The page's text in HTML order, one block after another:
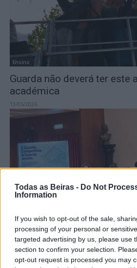
Todas as Beiras - Do Not
Information
If you wish to opt-out of the sale,
processing of your personal or
targeted advertising by us, please use
section to confirm your selection.
opt-out request is processed you may
Ensino
Guarda não deverá ter este
académica
13/05/2026
Proposta sobre
provoca polémica na
Jovem da Guarda
10/05/2026